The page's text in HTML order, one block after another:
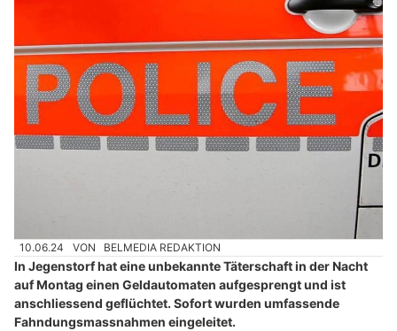
10.06.24 VON BELMEDIA REDAKTION
In Jegenstorf hat eine unbekannte Täterschaft in der Nacht
auf Montag einen Geldautomaten aufgesprengt und ist
anschliessend geflüchtet. Sofort wurden umfassende
Fahndungsmassnahmen eingeleitet.